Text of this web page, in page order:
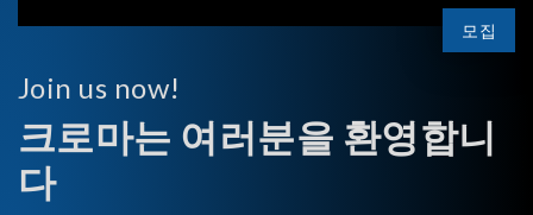
모집
Join us now!
크로마는 여러분을 환영합니
다